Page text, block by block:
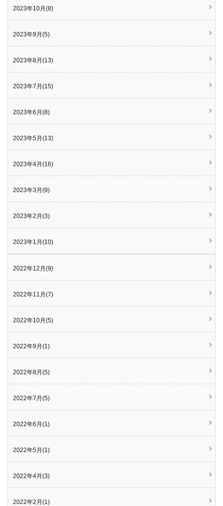
2023年10月(8)
2023年9月(5)
2023年8月(13)
2023年7月(15)
2023年6月(8)
2023年5月(13)
2023年4月(16)
2023年3月(9)
2023年2月(3)
2023年1月(10)
2022年12月(9)
2022年11月(7)
2022年10月(5)
2022年9月(1)
2022年8月(5)
2022年7月(5)
2022年6月(1)
2022年5月(1)
2022年4月(3)
2022年2月(1)